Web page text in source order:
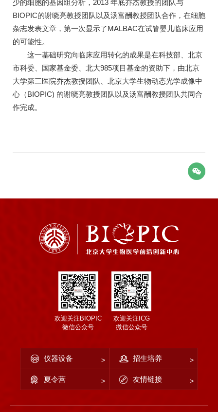
少的细胞的基因组分析，2013 年底乔杰教授的团队与
BIOPIC的谢晓亮教授团队以及汤富酬教授团队合作，在细胞
杂志发表文章，第一次显示了MALBAC在试管婴儿临床应用
的可能性。
这一基础研究向临床应用转化的成果是在科技部、北京
市科委、国家基金委、北大985项目基金的资助下，由北京
大学第三医院乔杰教授团队、北京大学生物动态光学成像中
心（BIOPIC) 的谢晓亮教授团队以及汤富酬教授团队共同合
作完成。
欢迎关注BIOPIC
微信公众号
欢迎关注ICG
微信公众号
仪器设备 招生培养
夏令营 友情链接